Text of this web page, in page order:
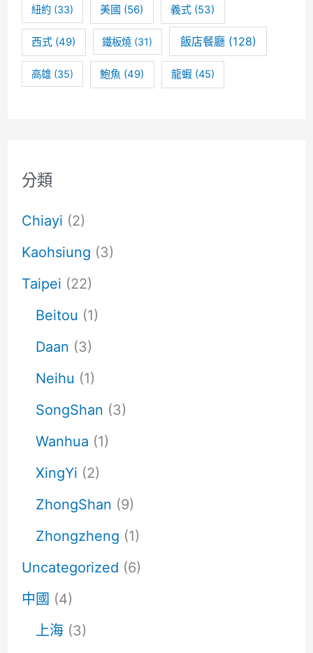
紐約(33) 美國 (56) 義式 (53)
西式 (49) 鐵板燒 (31) 飯店餐廳(128)
高雄(35) 鮑魚 (49) 龍蝦 (45)
分類
Chiayi (2)
Kaohsiung (3)
Taipei (22)
Beitou (1)
Daan (3)
Neihu (1)
SongShan (3)
Wanhua (1)
XingYi (2)
ZhongShan (9)
Zhongzheng (1)
Uncategorized (6)
中國 (4)
上海(3)